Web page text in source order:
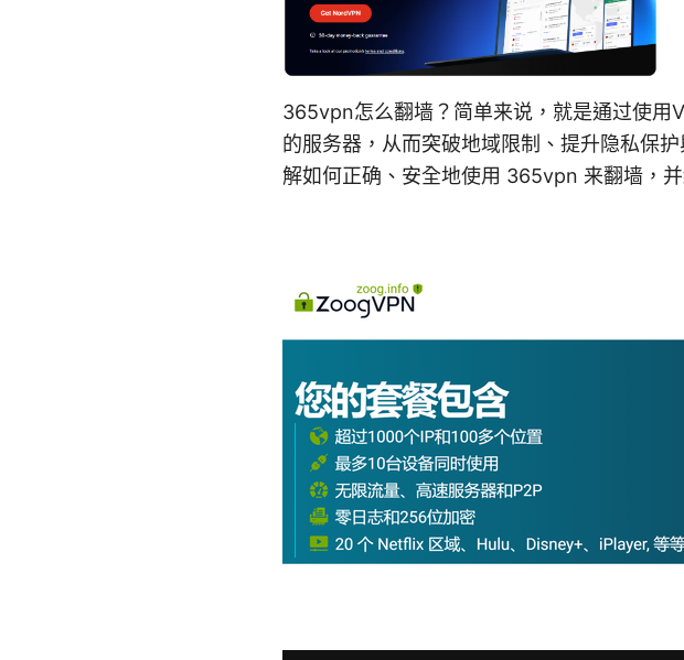
365vpn怎么翻墙？简单来说，就是通过使用
的服务器，从而突破地域限制、提升隐私保
解如何正确、安全地使用 365vpn 来翻墙，